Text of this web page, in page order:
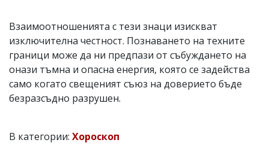
Взаимоотношенията с тези знаци изискват
изключителна честност. Познаването на техните
граници може да ни предпази от събуждането на
онази тъмна и опасна енергия, която се задейства
само когато свещеният съюз на доверието бъде
безразсъдно разрушен.
В категории: Хороскоп